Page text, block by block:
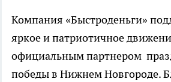
Компания «Быстроденьги»
яркое и патриотичное
официальным партнером
победы в Нижнем Новгороде.